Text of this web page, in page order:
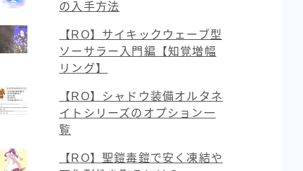
の入手方法
【RO】サイキックウェーブ型
ソーサラー入門編【知覚増幅
リング】
【RO】シャドウ装備オルタネ
イトシリーズのオプション一
覧
【RO】聖鎧毒鎧で安く凍結や